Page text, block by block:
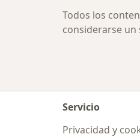
Todos los
considerarse
Servicio
Privacidad y